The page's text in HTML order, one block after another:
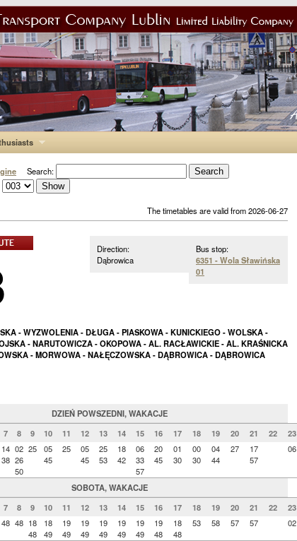
Search:
The timetables are valid from 2026-06-27
Bus stop:
6351 - Wola Sławińska
01
Direction:
Dąbrowica
- WYZWOLENIA - DŁUGA - PIASKOWA - KUNICKIEGO - WOLSKA -
- NARUTOWICZA - OKOPOWA - AL. RACŁAWICKIE - AL. KRAŚNICKA
- MORWOWA - NAŁĘCZOWSKA - DĄBROWICA - DĄBROWICA
DZIEŃ POWSZEDNI, WAKACJE
7 8 9 10 11 12 13 14 15 16 17 18 19 20 21 22
23
14
38
02
26
50
25
05
45
25
05
45
25
53
18
42
06
33
57
20
45
01
30
00
30
04
44
27
17
57
06
SOBOTA, WAKACJE
7 8 9 10 11 12 13 14 15 16 17 18 19 20 21 22
23
48 48 18
48
18
49
19
49
19
49
19
49
19
49
19
49
19
48
18
48
53 58 57 57 02